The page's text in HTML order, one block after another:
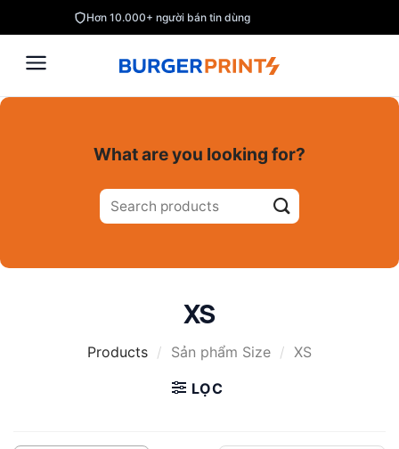
to
content
Hơn 10.000+ người bán tin dùng
What are you looking for?
Tìm
kiếm:
XS
Products / Sản phẩm Size / XS
LỌC